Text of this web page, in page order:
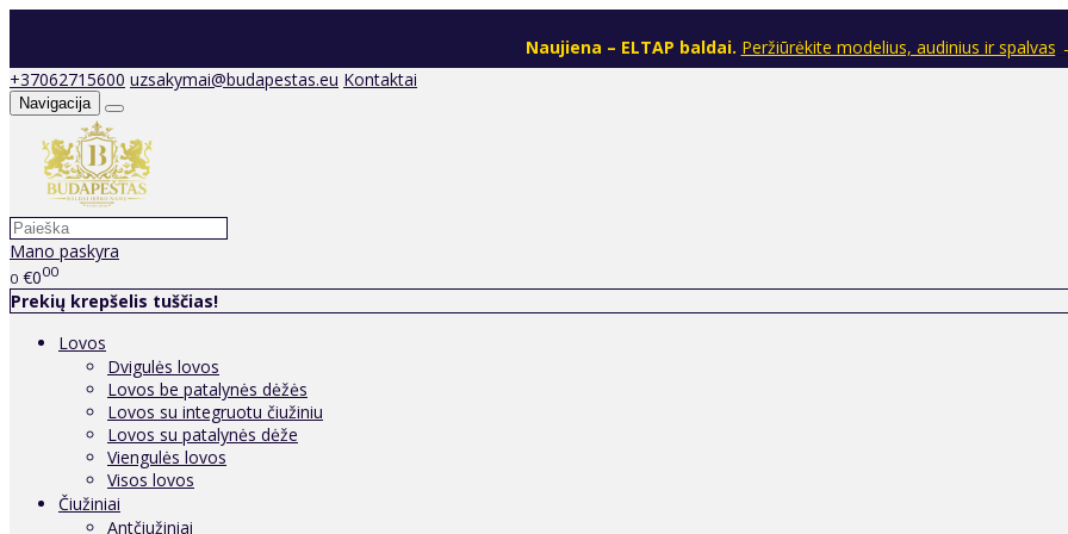
Naujiena – ELTAP baldai. Peržiūrėkite modelius, audinius ir spalvas
+37062715600 uzsakymai@budapestas.eu Kontaktai
Navigacija
Mano paskyra
0 €000
Prekių krepšelis tuščias!
Lovos
Dvigulės lovos
Lovos be patalynės dėžės
Lovos su integruotu čiužiniu
Lovos su patalynės dėže
Viengulės lovos
Visos lovos
Čiužiniai
Antčiužiniai